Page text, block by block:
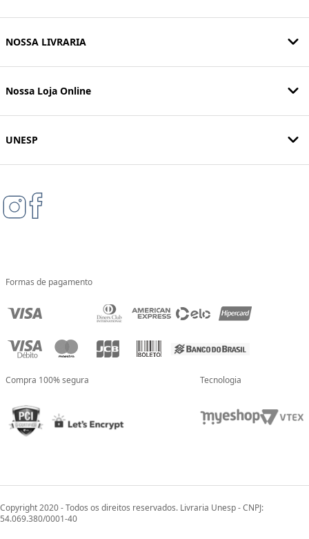
NOSSA LIVRARIA
Nossa Loja Online
UNESP
Formas de pagamento
Compra 100% segura Tecnologia
Copyright 2020 - Todos os direitos reservados. Livraria Unesp - CNPJ:
54.069.380/0001-40